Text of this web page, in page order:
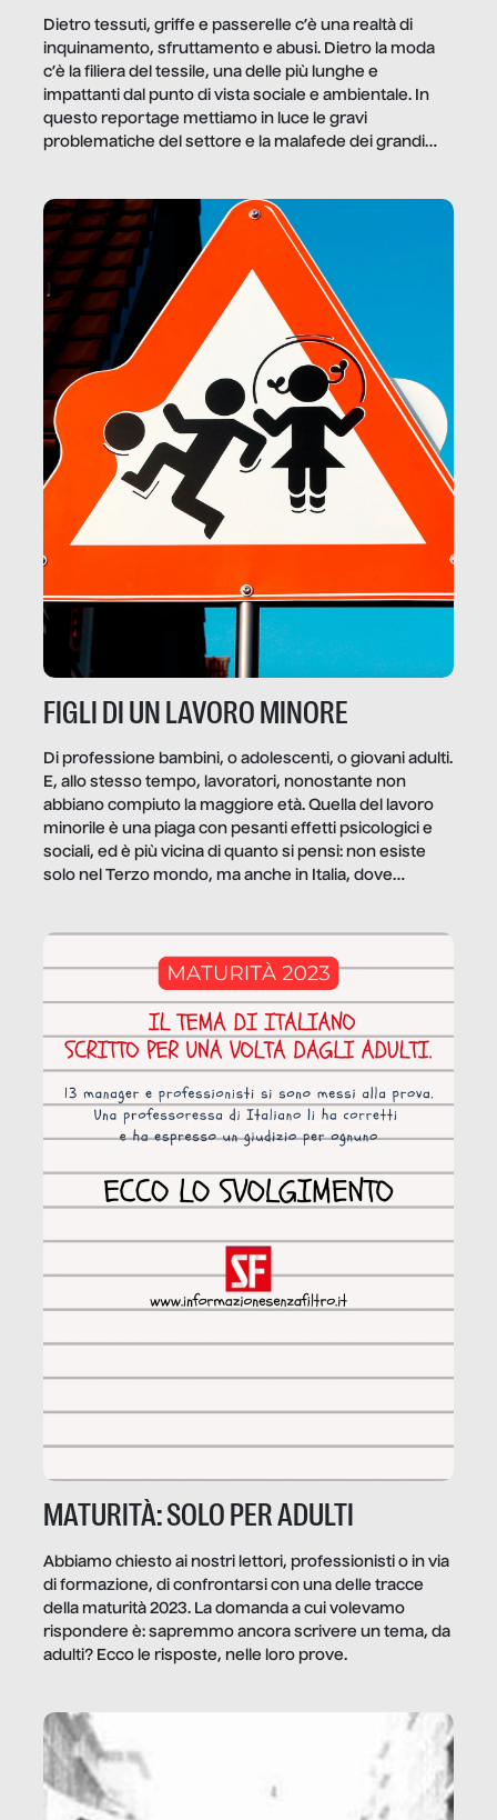
Dietro tessuti, griffe e passerelle c’è una realtà di
inquinamento, sfruttamento e abusi. Dietro la moda
c’è la filiera del tessile, una delle più lunghe e
impattanti dal punto di vista sociale e ambientale. In
questo reportage mettiamo in luce le gravi
problematiche del settore e la malafede dei grandi
FIGLI DI UN LAVORO MINORE
Di professione bambini, o adolescenti, o giovani adulti.
E, allo stesso tempo, lavoratori, nonostante non
abbiano compiuto la maggiore età. Quella del lavoro
minorile è una piaga con pesanti effetti psicologici e
sociali, ed è più vicina di quanto si pensi: non esiste
solo nel Terzo mondo, ma anche in Italia, dove
MATURITÀ: SOLO PER ADULTI
Abbiamo chiesto ai nostri lettori, professionisti o in via
di formazione, di confrontarsi con una delle tracce
della maturità 2023. La domanda a cui volevamo
rispondere è: sapremmo ancora scrivere un tema, da
adulti? Ecco le risposte, nelle loro prove.